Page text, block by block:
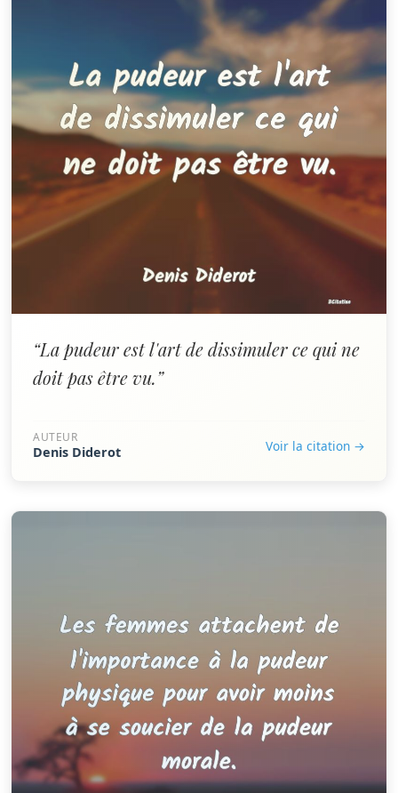
“La pudeur est l'art de dissimuler ce qui ne
doit pas être vu.”
AUTEUR
Denis Diderot Voir la citation →